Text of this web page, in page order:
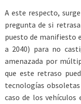
A este respecto,
pregunta de si
puesto de manifiesto
a 2040) para no
amenazada por
que este retraso
tecnologías
caso de los vehículos